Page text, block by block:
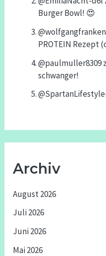
Burger Bowl! 😍
PROTEIN Rezept
@paulmuller8309
schwanger!
Archiv
August 2026
Juli 2026
Juni 2026
Mai 2026